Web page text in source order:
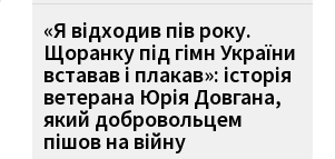
«Я відходив пів року.
Щоранку під гімн України
вставав і плакав»: історія
ветерана Юрія Довгана,
який добровольцем
пішов на війну